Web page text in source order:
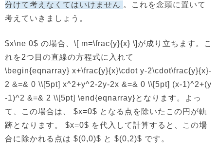
分けて考えなくてはいけません 。これを念頭に置いて
考えていきましょう。
$x\ne 0$ の場合、\[ m=\frac{y}{x} \]が成り立ちます。こ
れを2つ目の直線の方程式に入れて
\begin{eqnarray} x+\frac{y}{x}\cdot y-2\cdot\frac{y}{x}-
2 &=& 0 \\[5pt] x^2+y^2-2y-2x &=& 0 \\[5pt] (x-1)^2+(y
-1)^2 &=& 2 \\[5pt] \end{eqnarray}となります。よっ
て、この場合は、 $x=0$ となる点を除いたこの円が軌
跡となります。 $x=0$ を代入して計算すると、この場
合に除かれる点は $(0,0)$ と $(0,2)$ です。